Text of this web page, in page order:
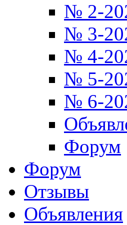
№ 2-
№ 3-
№ 4-
№ 5-
№ 6-
Форум
Форум
Отзывы
Объявления